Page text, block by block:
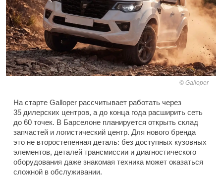
Galloper
На старте Galloper рассчитывает работать через
35 дилерских центров, а до конца года расширить сеть
до 60 точек. В Барселоне планируется открыть склад
запчастей и логистический центр. Для нового бренда
это не второстепенная деталь: без доступных кузовных
элементов, деталей трансмиссии и диагностического
оборудования даже знакомая техника может оказаться
сложной в обслуживании.